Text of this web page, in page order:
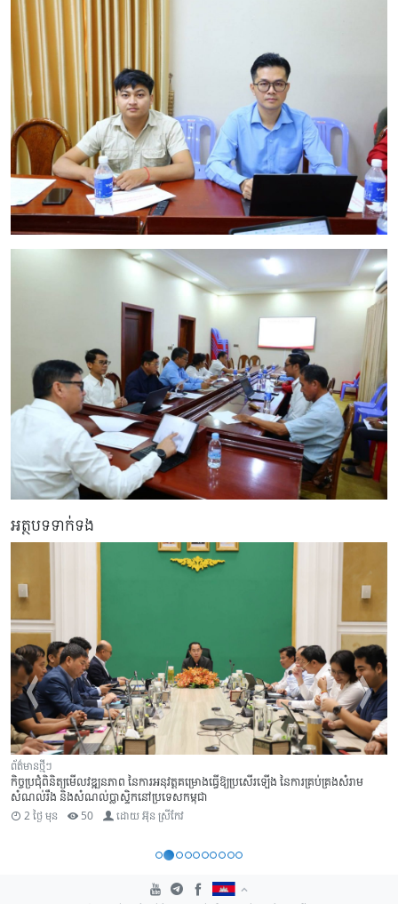
អត្ថបទទាក់ទង
ព័ត៌មានថ្មីៗ
លោកស្រី ផល គុយនី ត្រូវបានប្រកាសចូលកាន់មុខតំណែងជាអភិបាលរង នៃគណៈអភិបាល
ស្រុកស្អាង
2 ថ្ងៃ មុន 50 ដោយអ៊ុន ស្រីកែវ